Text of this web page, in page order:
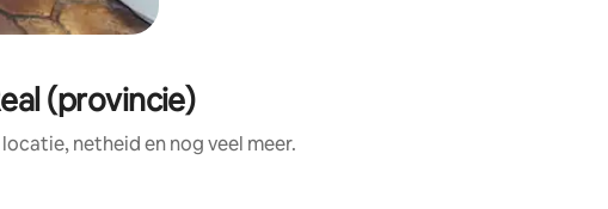
(provincie)
netheid en nog veel meer.